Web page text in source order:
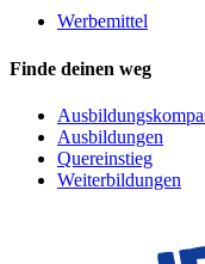
Werbemittel
Finde deinen weg
Ausbildungen
Quereinstieg
Weiterbildungen